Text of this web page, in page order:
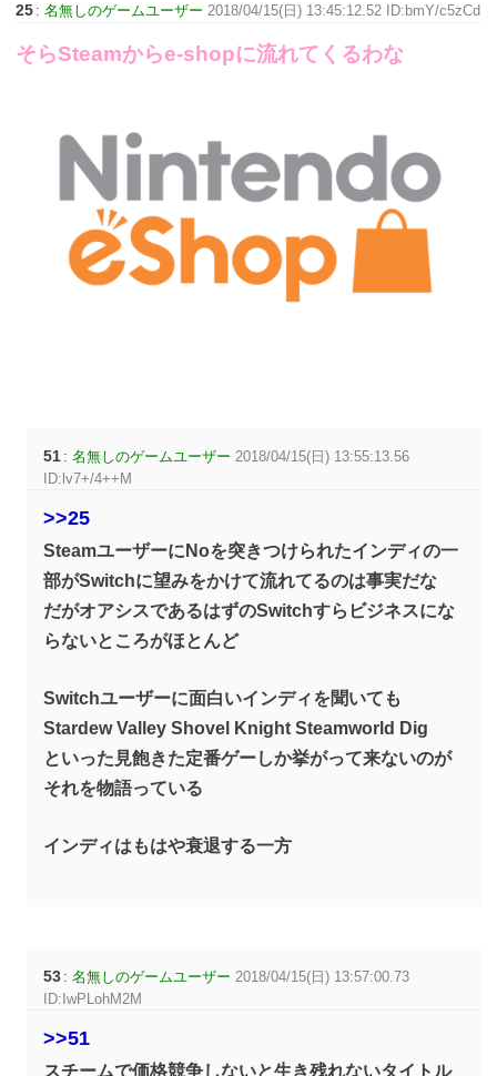
25 :名無しのゲームユーザー 2018/04/15(日) 13:45:12.52 ID:bmY/c5zCd
そらSteamからe-shopに流れてくるわな
51 :名無しのゲームユーザー 2018/04/15(日) 13:55:13.56
ID:lv7+/4++M
>>25
SteamユーザーにNoを突きつけられたインディの一
部がSwitchに望みをかけて流れてるのは事実だな
だがオアシスであるはずのSwitchすらビジネスにな
らないところがほとんど
Switchユーザーに面白いインディを聞いても
Stardew Valley Shovel Knight Steamworld Dig
といった見飽きた定番ゲーしか挙がって来ないのが
それを物語っている
インディはもはや衰退する一方
53 :名無しのゲームユーザー 2018/04/15(日) 13:57:00.73
ID:IwPLohM2M
>>51
スチームで価格競争しないと生き残れないタイトル